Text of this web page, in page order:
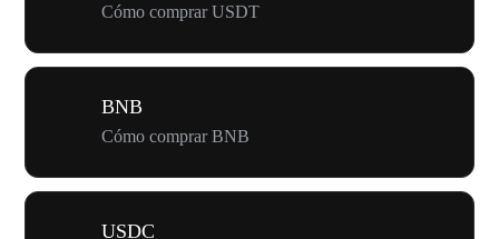
Cómo comprar USDT
BNB
Cómo comprar BNB
USDC